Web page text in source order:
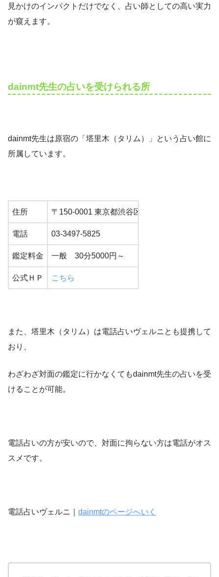
見かけのインパクトだけでなく、占い師としての高い実力
が窺えます。
dainmt先生の占いを受けられる所
dainmt先生は原宿の「塔里木（タリム）」という占い館に
所属しています。
住所 〒150-0001 東京都渋谷区神宮前１丁目８−２１
電話 03-3497-5825
鑑定料金 一般 30分5000円～
公式ＨＰ こちら
また、塔里木（タリム）は電話占いヴェルニとも提携して
おり、
わざわざ対面の鑑定に行かなくてもdainmt先生の占いを受
けることが可能。
電話占いの方が安いので、対面に拘らない方は電話がオス
スメです。
電話占いヴェルニ｜ dainmtのページへいく